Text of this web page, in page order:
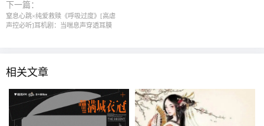
下一篇：
窒息心跳×纯爱救赎《呼吸过度》[高虐
声控必听]耳机剧：当喘息声穿透耳膜
相关文章